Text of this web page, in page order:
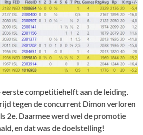
eerste competitiehelft aan de leiding.
tegen de concurrent Dimon verloren
2e. Daarmee werd wel de promotie
en dat was de doelstelling!